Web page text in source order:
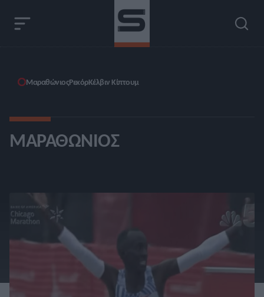
ΜαραθώνιοςΡεκόρΚέλβιν Κίπτουμ
ΜΑΡΑΘΏΝΙΟΣ